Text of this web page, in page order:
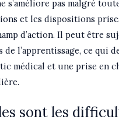
s’améliore pas malgré
et les dispositions
d’action. Il peut être
l’apprentissage, ce qui
médical et une prise en
sont les